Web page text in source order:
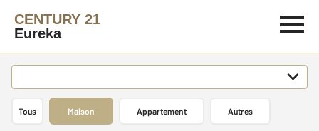
CENTURY 21
Eureka
Tous Maison Appartement Autres